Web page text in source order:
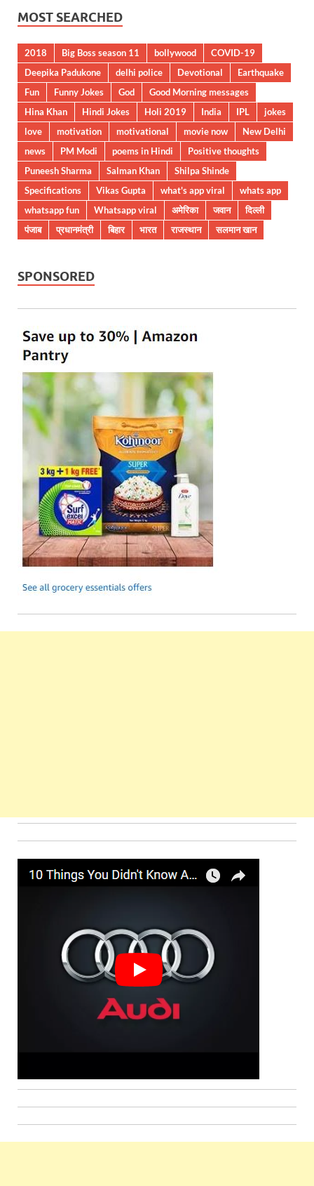
MOST SEARCHED
2018 Big Boss season 11 bollywood
COVID-19
Deepika Padukone
delhi police Devotional
Earthquake
Fun
Funny Jokes God
Good Morning messages
Hina Khan
Hindi Jokes Holi 2019 India IPL
jokes
love
motivation motivational movie now
New Delhi
news
PM Modi poems in Hindi
Positive thoughts
Puneesh Sharma
Salman Khan
Shilpa Shinde
Specifications
Vikas Gupta what's app viral
whats app
whatsapp fun
Whatsapp viral अमेरिका जवान
दिल्ली
पंजाब
प्रधानमंत्री बिहार भारत राजस्थान सलमान खान
SPONSORED